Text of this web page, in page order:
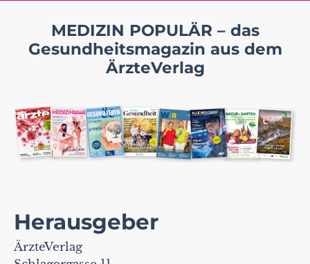
MEDIZIN POPULÄR – das
Gesundheitsmagazin aus dem
ÄrzteVerlag
Herausgeber
ÄrzteVerlag